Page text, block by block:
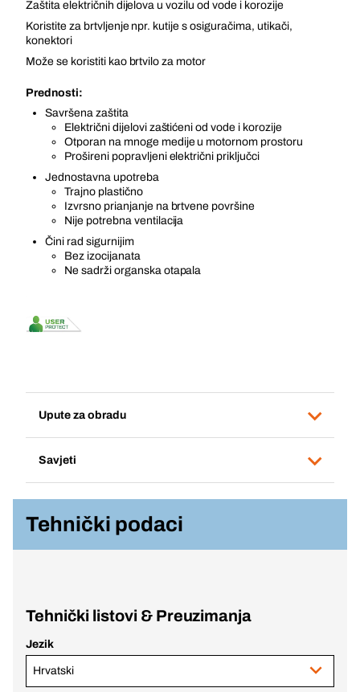
Zaštita električnih dijelova u vozilu od vode i korozije
Koristite za brtvljenje npr. kutije s osiguračima, utikači,
konektori
Može se koristiti kao brtvilo za motor
Prednosti:
Savršena zaštita
Električni dijelovi zaštićeni od vode i korozije
Otporan na mnoge medije u motornom prostoru
Prošireni popravljeni električni priključci
Jednostavna upotreba
Trajno plastično
Izvrsno prianjanje na brtvene površine
Nije potrebna ventilacija
Čini rad sigurnijim
Bez izocijanata
Ne sadrži organska otapala
Upute za obradu
Savjeti
Tehnički podaci
Tehnički listovi & Preuzimanja
Jezik
Hrvatski